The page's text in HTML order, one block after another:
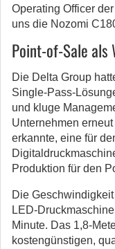
Operating Officer
uns die Nozomi
Point-of-Sale als
Die Delta Group
Single-Pass-
und kluge
Unternehmen
erkannte, eine für
Produktion für den
Die
LED-
Minute. Das 1,8-
kostengünstigen,